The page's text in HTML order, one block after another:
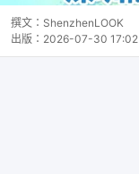
撰文： ShenzhenLOOK
出版： 2026-07-30 17:02